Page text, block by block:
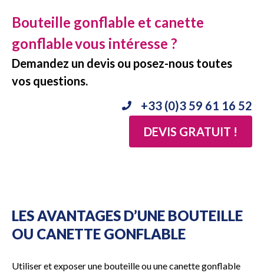
Bouteille gonflable et canette
gonflablevous intéresse ?
Demandez un devis ou posez-nous toutes
vos questions.
+33 (0)3 59 61 16 52
DEVIS GRATUIT !
LES AVANTAGES D’UNE BOUTEILLE
OU CANETTE GONFLABLE
Utiliser et exposer une bouteille ou une canette gonflable